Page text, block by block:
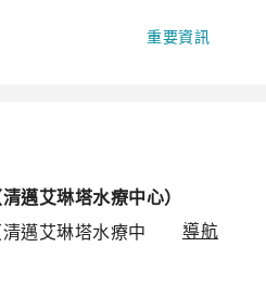
重要資訊
邁艾琳塔水療中心）
邁艾琳塔水療中
導航